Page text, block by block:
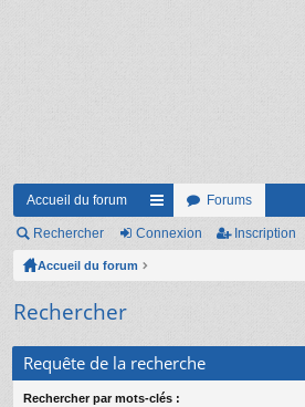
Accueil du forum
ac
s
Forums
Rechercher Connexion Inscription
Accueil du forum
Rechercher
Requête de la recherche
Rechercher par mots-clés :